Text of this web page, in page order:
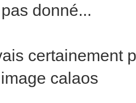
donné...
certainement
calaos